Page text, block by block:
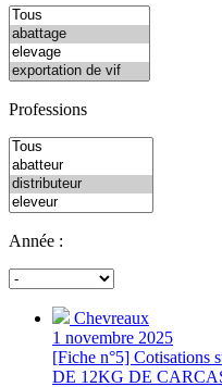
Professions
Année :
Chevreaux
1 novembre 2025
[Fiche n°5] Cotisations
DE 12KG DE